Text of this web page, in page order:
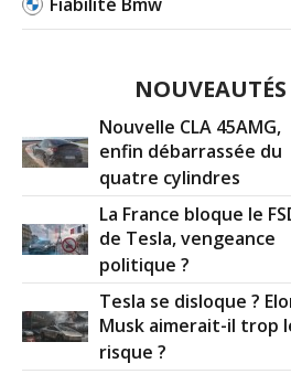
Nouvelle CLA 45AMG,
enfin débarrassée du
quatre cylindres
La France bloque le
de Tesla, vengeance
politique ?
Tesla se disloque ?
Musk aimerait-il trop
risque ?